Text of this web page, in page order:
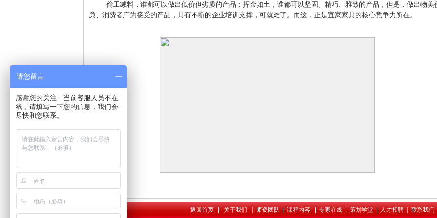
偷工减料，谁都可以做出低价但劣质的产品；挥金如土，谁都可以坚固、精巧、雅致的产品，但是，做出物美
廉、消费者广为接受的产品，具有不断的企业培训支撑，可就难了。而这，正是宜家家具的核心竞争力所在。
返回首页|关于我们|师资团队|课程内容|专家在线|策划学堂|人才招聘|联系我们
请您留言
感谢您的关注，当前客服人员不在
线，请填写一下您的信息，我们会
尽快和您联系。